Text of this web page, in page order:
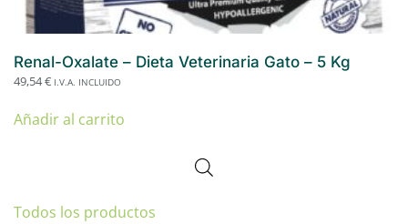
Renal-Oxalate – Dieta Veterinaria Gato – 5 Kg
49,54€ I.V.A. INCLUIDO
Añadir al carrito
Todos los productos